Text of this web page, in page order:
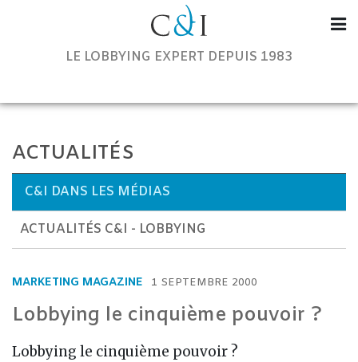
Communication & Institutions
LE LOBBYING EXPERT DEPUIS 1983
ACTUALITÉS
C&I DANS LES MÉDIAS
ACTUALITÉS C&I - LOBBYING
MARKETING MAGAZINE 1 SEPTEMBRE 2000
Lobbying le cinquième pouvoir ?
Lobbying le cinquième pouvoir ?